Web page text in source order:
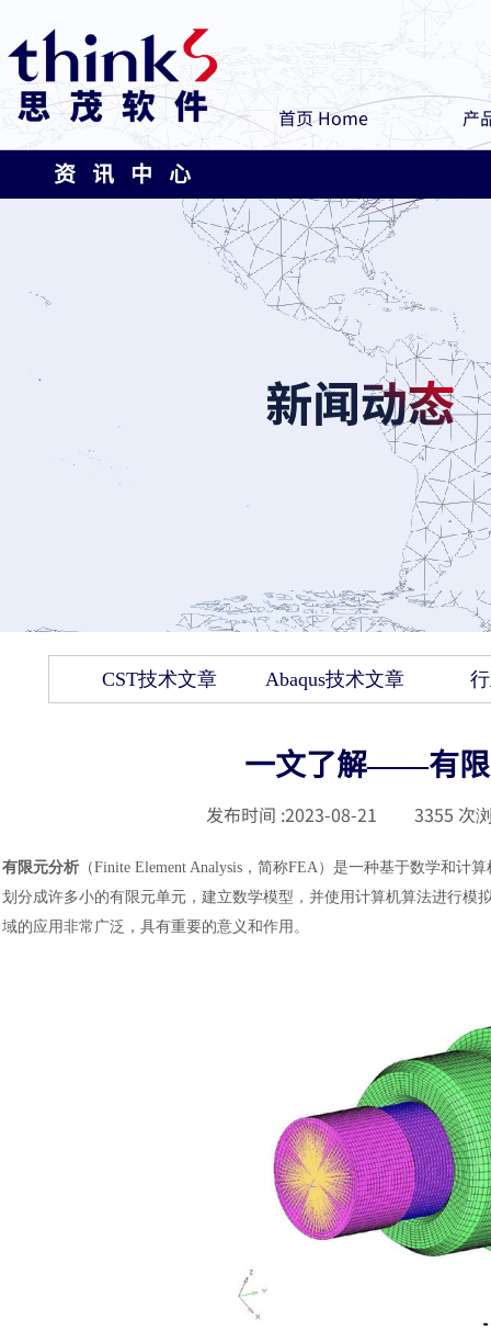
首页 Home 产
资 讯 中 心
CST技术文章 Abaqus技术文章
一文了解——有限
发布时间 :2023-08-21 3355 次
有限元分析 （Finite Element Analysis，简称FEA）是一种基于数学和计
划分成许多小的有限元单元，建立数学模型，并使用计算机算法进行
域的应用非常广泛，具有重要的意义和作用。